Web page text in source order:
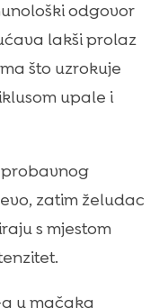
odgovor
lakši prolaz
što uzrokuje
upale i
zatim želudac
s mjestom
u mačaka